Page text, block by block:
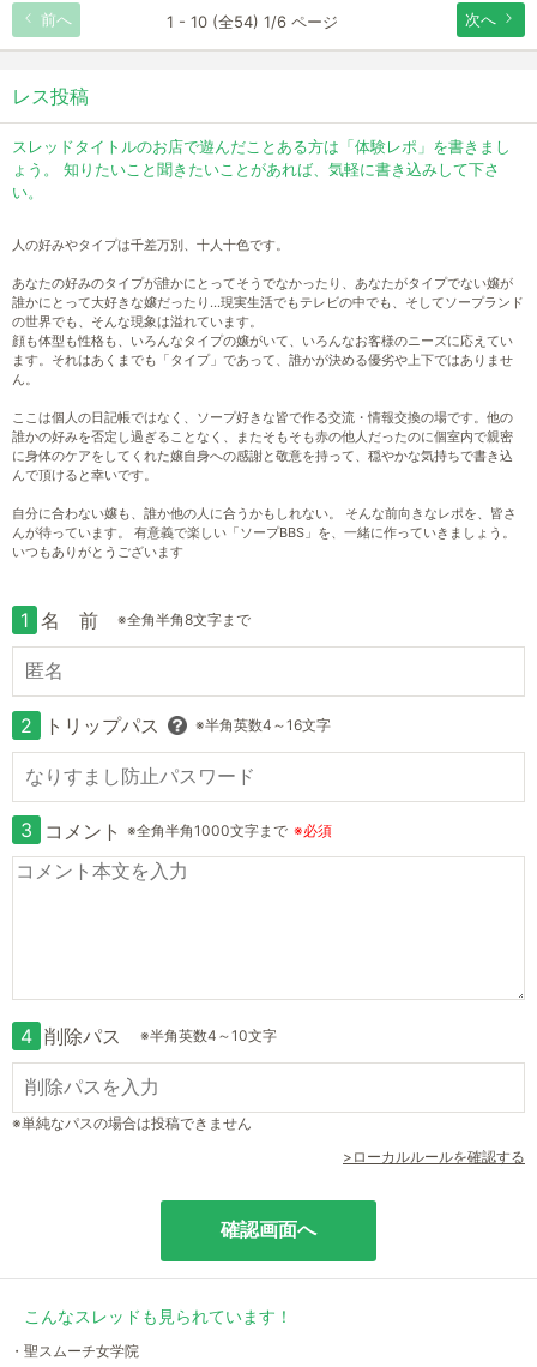
前へ 次へ
1 - 10 (全54) 1/6 ページ
レス投稿
スレッドタイトルのお店で遊んだことある方は「体験レポ」を書きまし
ょう。 知りたいこと聞きたいことがあれば、気軽に書き込みして下さ
い。
人の好みやタイプは千差万別、十人十色です。
あなたの好みのタイプが誰かにとってそうでなかったり、あなたがタイプでない嬢が
誰かにとって大好きな嬢だったり…現実生活でもテレビの中でも、そしてソープランド
の世界でも、そんな現象は溢れています。
顔も体型も性格も、いろんなタイプの嬢がいて、いろんなお客様のニーズに応えてい
ます。それはあくまでも「タイプ」であって、誰かが決める優劣や上下ではありませ
ん。
ここは個人の日記帳ではなく、ソープ好きな皆で作る交流・情報交換の場です。他の
誰かの好みを否定し過ぎることなく、またそもそも赤の他人だったのに個室内で親密
に身体のケアをしてくれた嬢自身への感謝と敬意を持って、穏やかな気持ちで書き込
んで頂けると幸いです。
自分に合わない嬢も、誰か他の人に合うかもしれない。 そんな前向きなレポを、皆さ
んが待っています。 有意義で楽しい「ソープBBS」を、一緒に作っていきましょう。
いつもありがとうございます
1 名 前 ※全角半角8文字まで
2 トリップパス ※半角英数4～16文字
3 コメント ※全角半角1000文字まで ※必須
4 削除パス ※半角英数4～10文字
※単純なパスの場合は投稿できません
>ローカルルールを確認する
こんなスレッドも見られています！
・聖スムーチ女学院